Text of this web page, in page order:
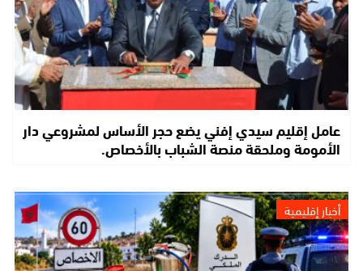
عامل إقليم سيدي إفني يضع حجر الأساس لمشروعي دار
الأمومة وملحقة منصة الشباب بالأخصاص.
أخبار إقليمية